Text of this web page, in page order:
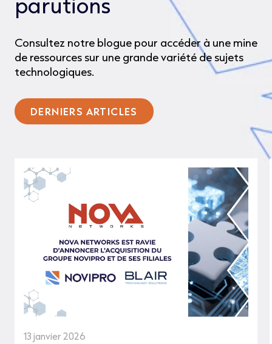
Consultez notre blogue pour accéder à une mine
de ressources sur une grande variété de sujets
technologiques.
DERNIERS ARTICLES
13 janvier 2026